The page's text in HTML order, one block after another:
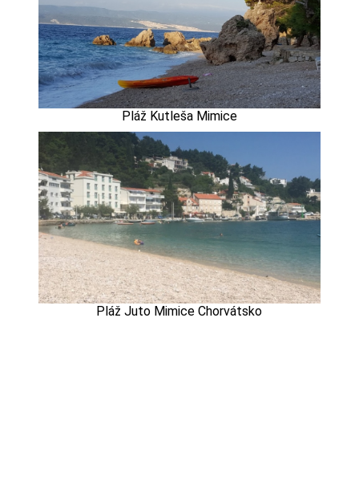
Pláž Kutleša Mimice
Pláž Juto Mimice Chorvátsko